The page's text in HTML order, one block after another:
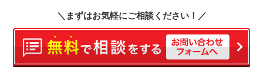
＼まずはお気軽にご相談ください！／